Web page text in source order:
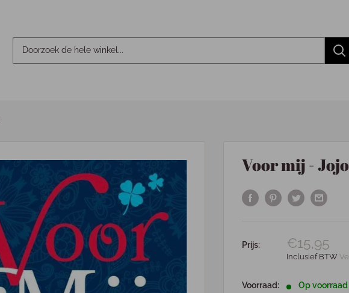
Voor mij -
Prijs: €15,95
Inclusief BTW
Voorraad: Op voorraad